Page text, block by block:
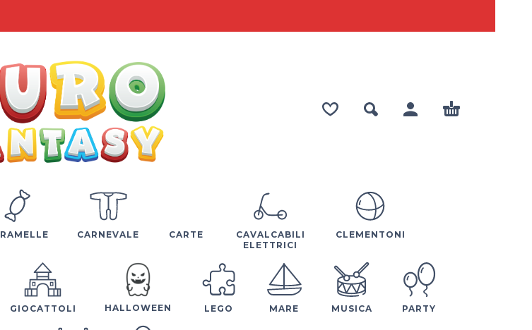
CARNEVALE CARTE
CAVALCABILI
ELETTRICI
CLEMENTONI
GIOCATTOLI HALLOWEEN LEGO MARE MUSICA PARTY